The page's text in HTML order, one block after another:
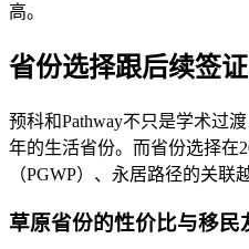
高。
省份选择跟后续签
预科和Pathway不只是学术过
年的生活省份。而省份选择在
（PGWP）、永居路径的关联
草原省份的性价比与移民